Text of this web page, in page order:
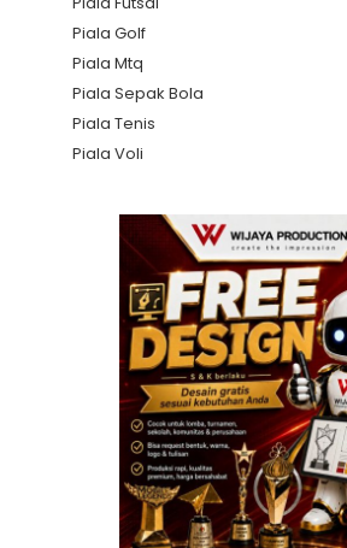
Piala Golf
Piala Mtq
Piala Sepak Bola
Piala Tenis
Piala Voli